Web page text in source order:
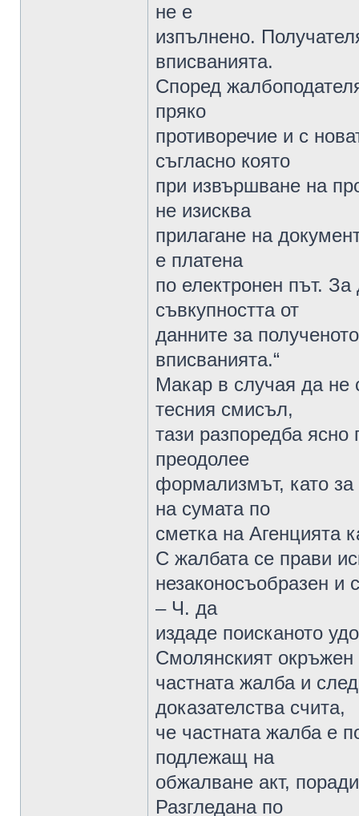
не е
изпълнено.
вписванията.
Според
пряко
противоречие и с
съгласно която
при извършване на
не изисква
прилагане на
е платена
по електронен път.
съвкупността от
данните за
вписванията.“
Макар в случая да не
тесния смисъл,
тази разпоредба ясно
преодолее
формализмът, като
на сумата по
сметка на Агенцията
С жалбата се прави
незаконосъобразен
– Ч. да
издаде поисканото
Смолянският окръжен
частната жалба и
доказателства счита,
че частната жалба е
подлежащ на
обжалване акт,
Разгледана по